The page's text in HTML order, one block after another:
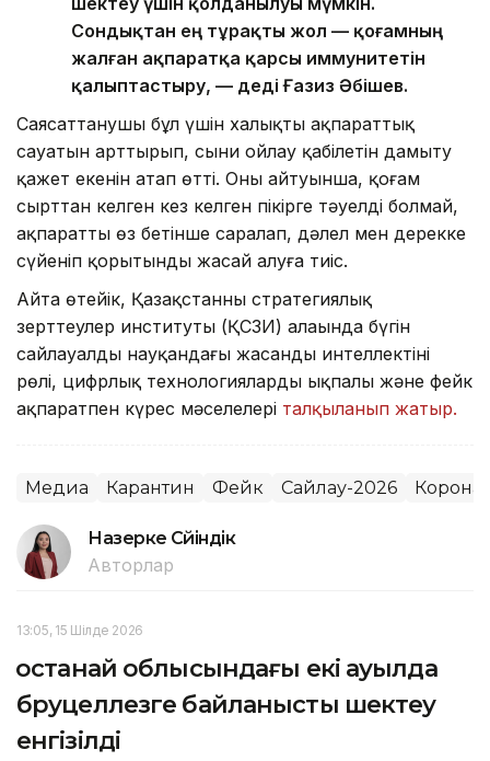
Сондықтан ең тұрақты жол — қоғамның
жалған ақпаратқа қарсы иммунитетін
қалыптастыру, — деді Ғазиз Әбішев.
Саясаттанушы бұл үшін халықтың ақпараттық
сауатын арттырып, сыни ойлау қабілетін дамыту
қажет екенін атап өтті. Оның айтуынша, қоғам
сырттан келген кез келген пікірге тәуелді болмай,
ақпаратты өз бетінше саралап, дәлел мен дерекке
сүйеніп қорытынды жасай алуға тиіс.
Айта өтейік, Қазақстанның стратегиялық
зерттеулер институты (ҚСЗИ) алаңында бүгін
сайлауалды науқандағы жасанды интеллектінің
рөлі, цифрлық технологиялардың ықпалы және фейк
ақпаратпен күрес мәселелері талқыланып жатыр.
Медиа Карантин Фейк Сайлау-2026
Назерке Сүйіндік
Авторлар
13:05, 15 Шілде 2026
Қостанай облысындағы екі ауылда
бруцеллезге байланысты шектеу
енгізілді